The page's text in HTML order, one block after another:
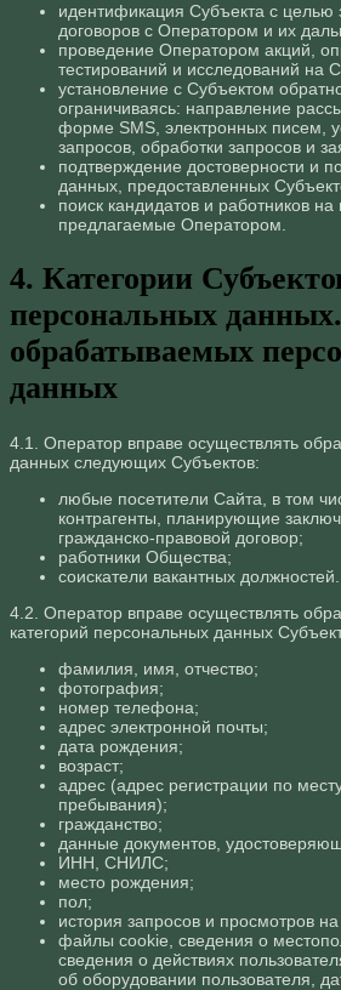
идентификация Субъекта с
договоров с Оператором и их
проведение Оператором акций,
тестирований и исследований на
установление с Субъектом
ограничиваясь: направление
форме SMS, электронных писем,
запросов, обработки запросов и
подтверждение достоверности и
данных, предоставленных
поиск кандидатов и работников на
предлагаемые Оператором.
4. Категории
персональных
обрабатываемых
данных
4.1. Оператор вправе осуществлять
данных следующих Субъектов:
любые посетители Сайта, в том
контрагенты, планирующие
гражданско-правовой договор;
работники Общества;
соискатели вакантных должностей.
4.2. Оператор вправе осуществлять
категорий персональных данных
фамилия, имя, отчество;
фотография;
номер телефона;
адрес электронной почты;
дата рождения;
возраст;
адрес (адрес регистрации по
пребывания);
гражданство;
данные документов,
ИНН, СНИЛС;
место рождения;
пол;
история запросов и просмотров
файлы cookie, сведения о
сведения о действиях
об оборудовании пользователя,